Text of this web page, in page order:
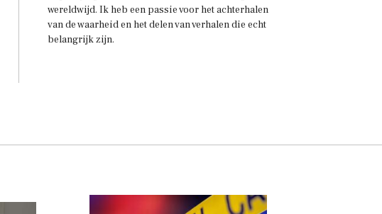
wereldwijd. Ik heb een passie voor het achterhalen
van de waarheid en het delen van verhalen die echt
belangrijk zijn.